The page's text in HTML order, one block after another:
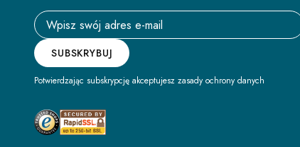
Email address
SUBSKRYBUJ
Potwierdzając subskrypcję akceptujesz zasady ochrony danych